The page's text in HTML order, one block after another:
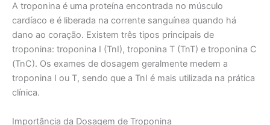
A troponina é uma proteína encontrada no músculo
cardíaco e é liberada na corrente sanguínea quando há
dano ao coração. Existem três tipos principais de
troponina: troponina I (TnI), troponina T (TnT) e troponina C
(TnC). Os exames de dosagem geralmente medem a
troponina I ou T, sendo que a TnI é mais utilizada na prática
clínica.
Importância da Dosagem de Troponina